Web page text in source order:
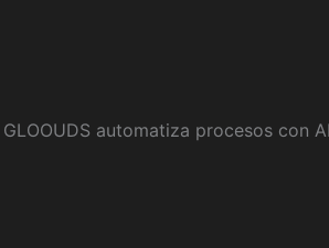
GLOOUDS automatiza procesos con